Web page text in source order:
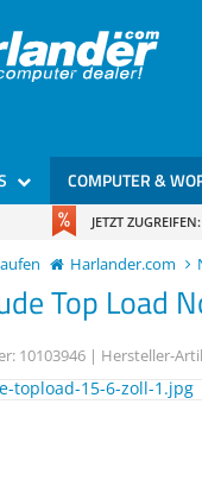
COMPUTER &
JETZT ZUGREIFEN:
Harlander.com
Top Load
10103946 | Hersteller-